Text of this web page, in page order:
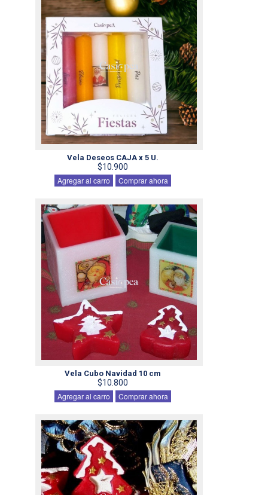
Vela Deseos CAJA x 5 U.
$10.900
Agregar al carro Comprar ahora
Vela Cubo Navidad 10 cm
$10.800
Agregar al carro Comprar ahora